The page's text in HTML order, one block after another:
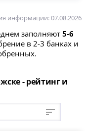
информации: 07.08.2026
заполняют5-6
в 2-3 банках и
- рейтинг и